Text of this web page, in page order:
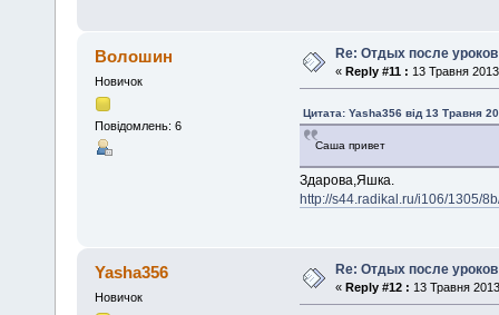
Волошин
Новичок
Повідомлень: 6
Re: Отдых после уроков
« Reply #11 : 13 Травня
Цитата: Yasha356 від 13 Травня
Саша привет
Здарова,Яшка.
http://s44.radikal.ru/i106/1305/
Yasha356
Новичок
Re: Отдых после уроков
« Reply #12 : 13 Травня